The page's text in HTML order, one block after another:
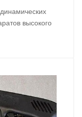
высокого